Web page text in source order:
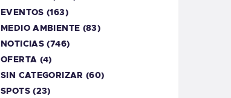
EVENTOS (163)
MEDIO AMBIENTE (83)
NOTICIAS (746)
OFERTA (4)
SIN CATEGORIZAR (60)
SPOTS(23)